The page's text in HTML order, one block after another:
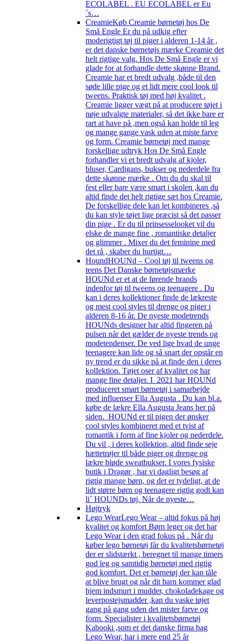
ECOLABEL . EU ECOLABEL er Eu
´s…
CreamieKøb Creamie børnetøj hos De
Små Engle Er du på udkig efter
moderigtigt tøj til piger i alderen 1-14 år ,
er det danske børnetøjs mærke Creamie det
helt rigtige valg. Hos De Små Engle er vi
glade for at forhandle dette skønne Brand.
Creamie har et bredt udvalg ,både til den
søde lille pige og et lidt mere cool look til
tweens. Praktisk tøj med høj kvalitet .
Creamie ligger vægt på at producere tøjet i
nøje udvalgte materialer, så det ikke bare er
rart at have på ,men også kan holde til leg
og mange gange vask uden at miste farve
og form. Creamie børnetøj med mange
forskellige udtryk Hos De Små Engle
forhandler vi et bredt udvalg af kjoler,
bluser, Cardigans, bukser og nederdele fra
dette skønne mærke . Om du du skal til
fest eller bare være smart i skolen ,kan du
altid finde det helt rigtige sæt hos Creamie.
De forskellige dele kan let kombineres ,så
du kan style tøjet lige præcist så det passer
din pige . Er du til prinsesselooket vil du
elske de mange fine , romantiske detaljer
og glimmer . Mixer du det feminine med
det rå , skaber du hurtigt…
HoundHOUNd – Cool tøj til tweens og
teens Det Danske børnetøjsmærke
HOUNd er et at de førende brands
indenfor tøj til tweens og teenagere . Du
kan i deres kollektioner finde de lækreste
og mest cool styles til drenge og piger i
alderen 8-16 år. De nyeste modetrends
HOUNds designer har altid fingeren på
pulsen når det gælder de nyeste trends og
modetendenser. De ved lige hvad de unge
teenagere kan lide og så snart der opstår en
ny trend er du sikke på at finde den i deres
kolIektion. Tøjet oser af kvalitet og har
mange fine detaljer. I 2021 har HOUNd
produceret smart børnetøj i samarbejde
med influenser Ella Augusta . Du kan bl.a.
købe de lækre Ella Augusta Jeans her på
siden. HOUNd er til pigen der ønsker
cool styles kombineret med et tvist af
romantik i form af fine kjoler og nederdele.
Du vil , i deres kollektion, altid finde seje
hættetrøjer til både piger og drenge og
lækre bløde sweatbukser. I vores fysiske
butik i Dragør , har vi dagligt besøg af
rigtig mange børn, og det er tydeligt, at de
lidt større børn og teenagere rigtig godt kan
li´ HOUNDs tøj. Når de nyeste…
Højtryk
Lego WearLego Wear – altid fokus på høj
kvalitet og komfort Børn leger og det har
Lego Wear i den grad fokus på . Når du
køber lego børnetøj får du kvalitetsbørnetøj
der er slidstærkt , beregnet til mange timers
god leg og samtidig børnetøj med rigtig
god komfort. Det er børnetøj der kan tåle
at blive brugt og når dit barn kommer glad
hjem indsmurt i mudder, chokoladekage og
leverpostejsmadder ,kan du vaske tøjet
gang på gang uden det mister farve og
form. Specialister i kvalitetsbørnetøj
Kabooki ,som er det danske firma bag
Lego Wear, har i mere end 25 år